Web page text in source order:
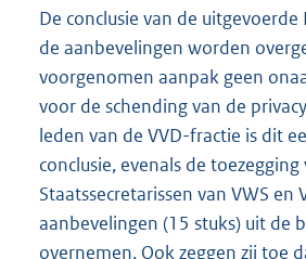
De conclusie van de
de aanbevelingen worden
voorgenomen aanpak geen
voor de schending van de
leden van de VVD-fractie is dit
conclusie, evenals de toezegging
Staatssecretarissen van VWS en
aanbevelingen (15 stuks) uit de
overnemen. Ook zeggen zij toe